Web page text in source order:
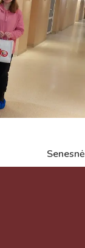
Senesnė